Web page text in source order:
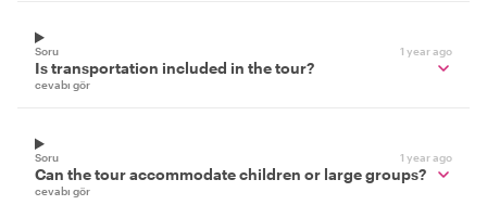
Soru 1 year ago
Is transportation included in the tour?
cevabı gör
Soru 1 year ago
Can the tour accommodate children or large groups?
cevabı gör